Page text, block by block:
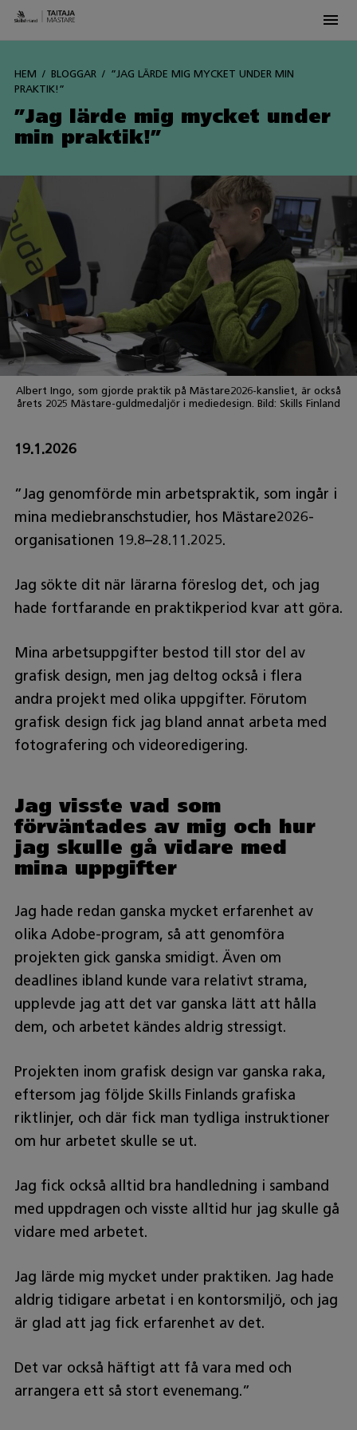
HEM BLOGGAR
”JAG LÄRDE MIG MYCKET UNDER MIN
PRAKTIK!”
”Jag lärde mig mycket under
min praktik!”
Albert Ingo, som gjorde praktik på Mästare2026-kansliet, är också
årets 2025 Mästare-guldmedaljör i mediedesign. Bild: Skills Finland
19.1.2026
”Jag genomförde min arbetspraktik, som ingår i
mina mediebranschstudier, hos Mästare2026-
organisationen 19.8–28.11.2025.
Jag sökte dit när lärarna föreslog det, och jag
hade fortfarande en praktikperiod kvar att göra.
Mina arbetsuppgifter bestod till stor del av
grafisk design, men jag deltog också i flera
andra projekt med olika uppgifter. Förutom
grafisk design fick jag bland annat arbeta med
fotografering och videoredigering.
Jag visste vad som
förväntades av mig och hur
jag skulle gå vidare med
mina uppgifter
Jag hade redan ganska mycket erfarenhet av
olika Adobe-program, så att genomföra
projekten gick ganska smidigt. Även om
deadlines ibland kunde vara relativt strama,
upplevde jag att det var ganska lätt att hålla
dem, och arbetet kändes aldrig stressigt.
Projekten inom grafisk design var ganska raka,
eftersom jag följde Skills Finlands grafiska
riktlinjer, och där fick man tydliga instruktioner
om hur arbetet skulle se ut.
Jag fick också alltid bra handledning i samband
med uppdragen och visste alltid hur jag skulle gå
vidare med arbetet.
Jag lärde mig mycket under praktiken. Jag hade
aldrig tidigare arbetat i en kontorsmiljö, och jag
är glad att jag fick erfarenhet av det.
Det var också häftigt att få vara med och
arrangera ett så stort evenemang.”